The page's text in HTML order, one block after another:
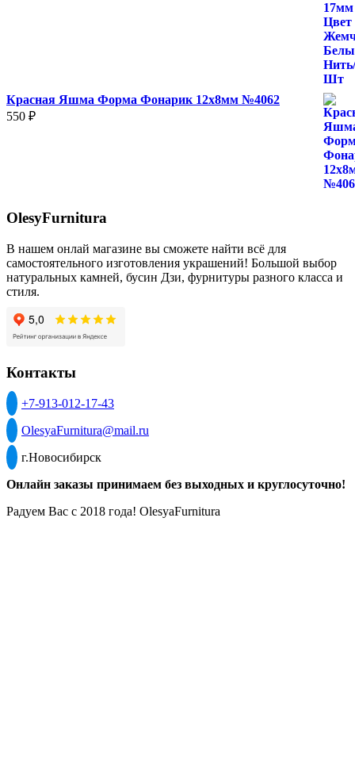
Красная Яшма Форма Фонарик 12x8мм №4062
550 ₽
OlesyFurnitura
В нашем онлай магазине вы сможете найти всё для
самостоятельного изготовления украшений! Большой выбор
натуральных камней, бусин Дзи, фурнитуры разного класса и
стиля.
Контакты
+7-913-012-17-43
OlesyaFurnitura@mail.ru
г.Новосибирск
Онлайн заказы принимаем без выходных и круглосуточно!
Радуем Вас с 2018 года! OlesyaFurnitura